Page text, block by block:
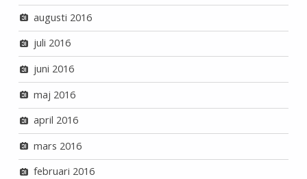
augusti 2016
juli 2016
juni 2016
maj 2016
april 2016
mars 2016
februari 2016